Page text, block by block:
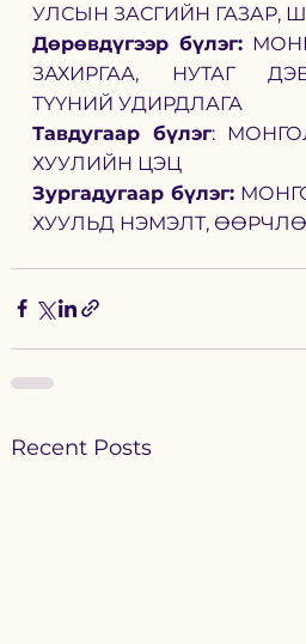
УЛСЫН ЗАСГИЙН ГАЗАР,
Дөрөвдүгээр бүлэг:
ЗАХИРГАА, НУТАГ
ТҮҮНИЙ УДИРДЛАГА
Тавдугаар бүлэг:
ХУУЛИЙН ЦЭЦ
Зургадугаар бүлэг:
ХУУЛЬД НЭМЭЛТ,
Recent Posts